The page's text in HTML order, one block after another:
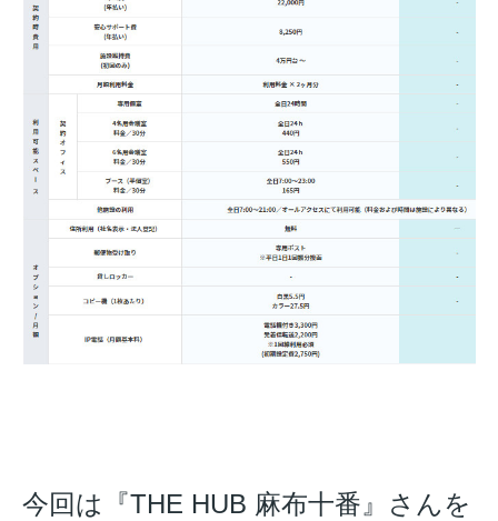
今回は『THE HUB 麻布十番』さんを